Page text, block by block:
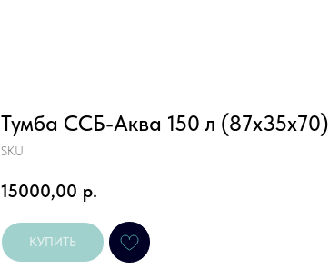
Тумба ССБ-Аква 150 л (87х35х70)
SKU:
15000,00 р.
КУПИТЬ